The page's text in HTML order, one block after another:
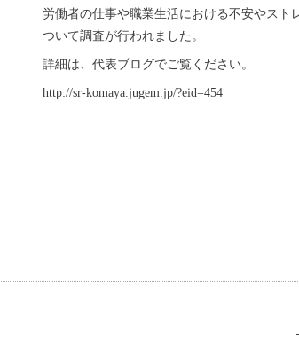
労働者の仕事や職業生活における不安やスト
ついて調査が行われました。
詳細は、代表ブログでご覧ください。
http://sr-komaya.jugem.jp/?eid=454